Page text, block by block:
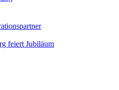
feiert Jubiläum